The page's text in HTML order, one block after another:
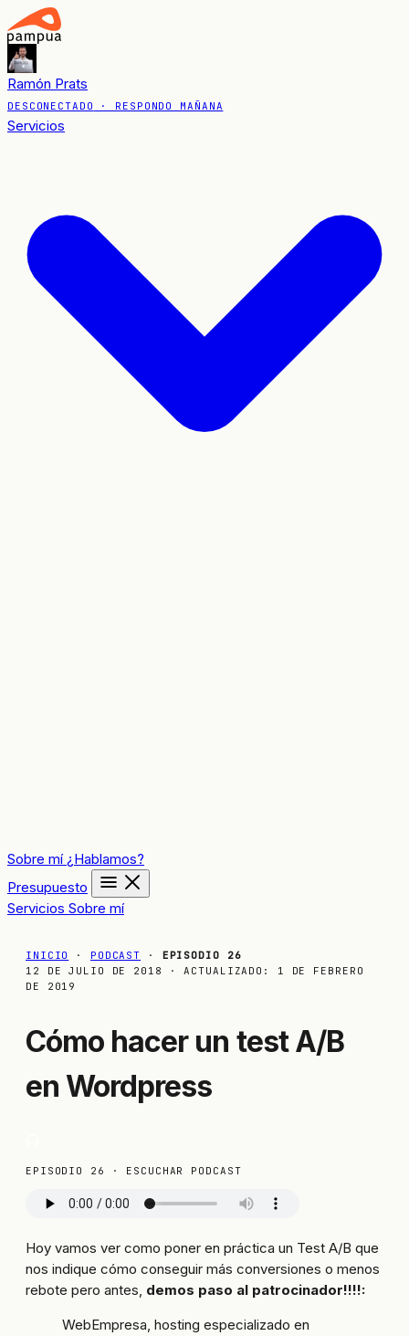
Ramón Prats
DESCONECTADO · RESPONDO MAÑANA
Servicios
Sobre mí ¿Hablamos?
Presupuesto
Servicios Sobre mí
INICIO · PODCAST · EPISODIO 26
12 DE JULIO DE 2018
· ACTUALIZADO: 1 DE FEBRERO
DE 2019
Cómo hacer un test A/B
en Wordpress
EPISODIO 26 · ESCUCHAR PODCAST
Hoy vamos ver como poner en práctica un Test A/B que
nos indique cómo conseguir más conversiones o menos
rebote pero antes, demos paso al patrocinador!!!!:
WebEmpresa, hosting especializado en